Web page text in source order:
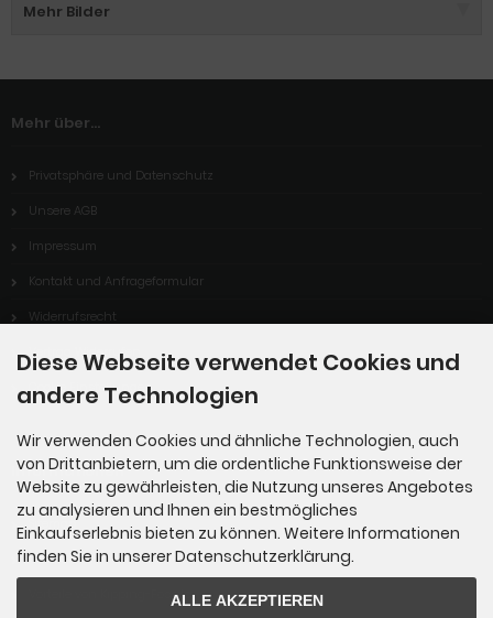
Mehr Bilder
Mehr über...
Privatsphäre und Datenschutz
Unsere AGB
Impressum
Kontakt und Anfrageformular
Widerrufsrecht
Vertrag Widerrufen
Cookie Einstellungen
Informationen
Sitemap
Über uns
Vorteile von Kipping-Fossils
Diese Webseite verwendet Cookies und
andere Technologien
Wir verwenden Cookies und ähnliche Technologien, auch
von Drittanbietern, um die ordentliche Funktionsweise der
Website zu gewährleisten, die Nutzung unseres Angebotes
zu analysieren und Ihnen ein bestmögliches
Einkaufserlebnis bieten zu können. Weitere Informationen
finden Sie in unserer Datenschutzerklärung.
ALLE AKZEPTIEREN